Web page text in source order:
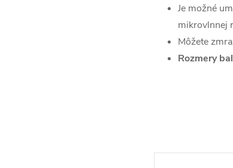
Je možné
mikrovlnnej
Môžete
Rozmery